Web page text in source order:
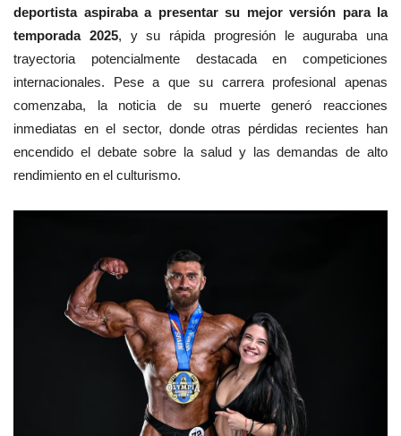
deportista aspiraba a presentar su mejor versión para la
temporada 2025, y su rápida progresión le auguraba una
trayectoria potencialmente destacada en competiciones
internacionales. Pese a que su carrera profesional apenas
comenzaba, la noticia de su muerte generó reacciones
inmediatas en el sector, donde otras pérdidas recientes han
encendido el debate sobre la salud y las demandas de alto
rendimiento en el culturismo.